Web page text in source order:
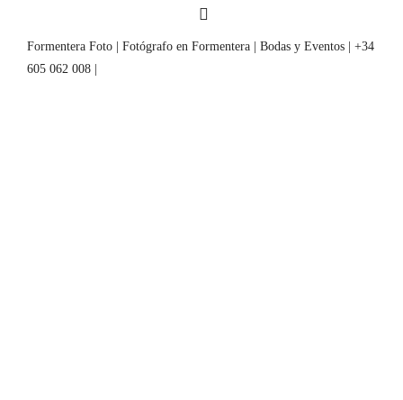
Formentera Foto | Fotógrafo en Formentera | Bodas y Eventos | +34
605 062 008 |